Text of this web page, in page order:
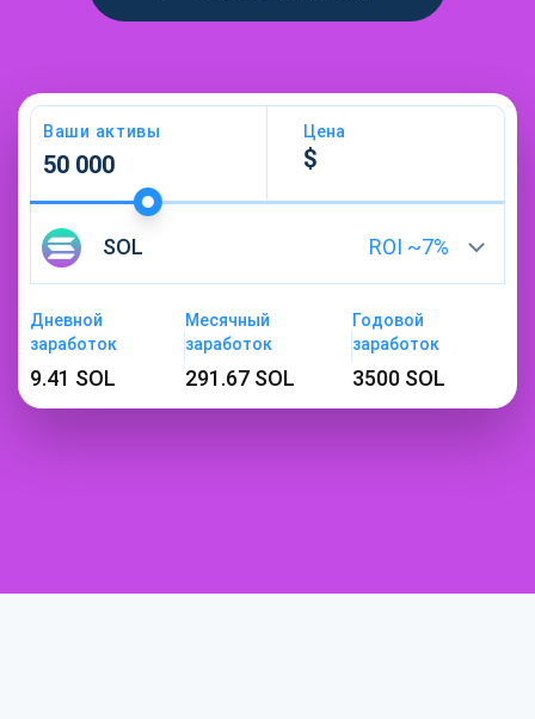
SOL ROI ~7%
Ваши активы Цена
Дневной
заработок
9.41 SOL
Месячный
заработок
291.67 SOL
Годовой
заработок
3500 SOL